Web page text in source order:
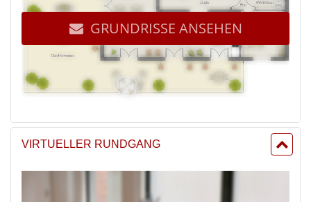
GRUNDRISSE ANSEHEN
VIRTUELLER RUNDGANG